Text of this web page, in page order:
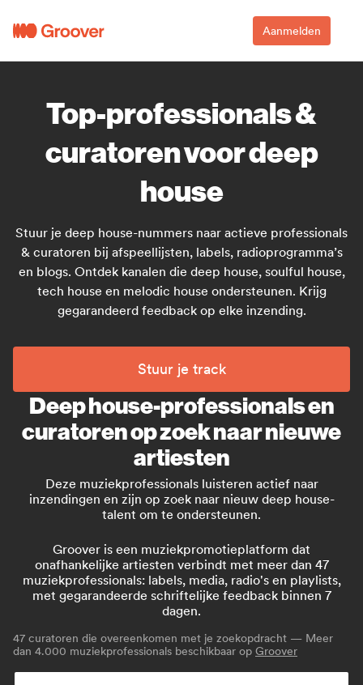
Aanmelden
Top-professionals &
curatoren voor deep
house
Stuur je deep house-nummers naar actieve professionals
& curatoren bij afspeellijsten, labels, radioprogramma’s
en blogs. Ontdek kanalen die deep house, soulful house,
tech house en melodic house ondersteunen. Krijg
gegarandeerd feedback op elke inzending.
Stuur je track
Deep house-professionals en
curatoren op zoek naar nieuwe
artiesten
Deze muziekprofessionals luisteren actief naar
inzendingen en zijn op zoek naar nieuw deep house-
talent om te ondersteunen.
Groover is een muziekpromotieplatform dat
onafhankelijke artiesten verbindt met meer dan 47
muziekprofessionals: labels, media, radio's en playlists,
met gegarandeerde schriftelijke feedback binnen 7
dagen.
47 curatoren die overeenkomen met je zoekopdracht — Meer
dan 4.000 muziekprofessionals beschikbaar op Groover